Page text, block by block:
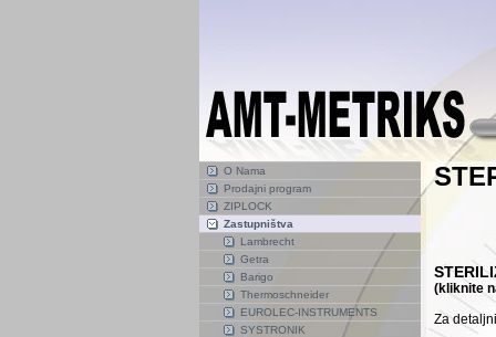
O Nama
Prodajni program
ZIPLOCK
Zastupništva
Lambrecht
Getra
Barigo
Thermoschneider
EUROLEC-INSTRUMENTS
SYSTRONIK
(kliknite
Za